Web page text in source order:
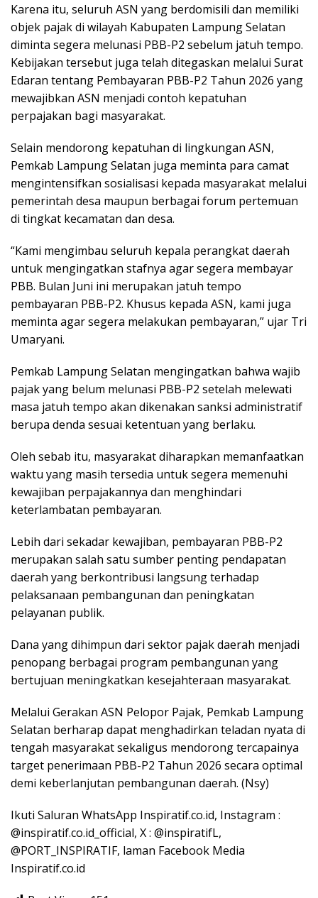
Karena itu, seluruh ASN yang berdomisili dan memiliki
objek pajak di wilayah Kabupaten Lampung Selatan
diminta segera melunasi PBB-P2 sebelum jatuh tempo.
Kebijakan tersebut juga telah ditegaskan melalui Surat
Edaran tentang Pembayaran PBB-P2 Tahun 2026 yang
mewajibkan ASN menjadi contoh kepatuhan
perpajakan bagi masyarakat.
Selain mendorong kepatuhan di lingkungan ASN,
Pemkab Lampung Selatan juga meminta para camat
mengintensifkan sosialisasi kepada masyarakat melalui
pemerintah desa maupun berbagai forum pertemuan
di tingkat kecamatan dan desa.
“Kami mengimbau seluruh kepala perangkat daerah
untuk mengingatkan stafnya agar segera membayar
PBB. Bulan Juni ini merupakan jatuh tempo
pembayaran PBB-P2. Khusus kepada ASN, kami juga
meminta agar segera melakukan pembayaran,” ujar Tri
Umaryani.
Pemkab Lampung Selatan mengingatkan bahwa wajib
pajak yang belum melunasi PBB-P2 setelah melewati
masa jatuh tempo akan dikenakan sanksi administratif
berupa denda sesuai ketentuan yang berlaku.
Oleh sebab itu, masyarakat diharapkan memanfaatkan
waktu yang masih tersedia untuk segera memenuhi
kewajiban perpajakannya dan menghindari
keterlambatan pembayaran.
Lebih dari sekadar kewajiban, pembayaran PBB-P2
merupakan salah satu sumber penting pendapatan
daerah yang berkontribusi langsung terhadap
pelaksanaan pembangunan dan peningkatan
pelayanan publik.
Dana yang dihimpun dari sektor pajak daerah menjadi
penopang berbagai program pembangunan yang
bertujuan meningkatkan kesejahteraan masyarakat.
Melalui Gerakan ASN Pelopor Pajak, Pemkab Lampung
Selatan berharap dapat menghadirkan teladan nyata di
tengah masyarakat sekaligus mendorong tercapainya
target penerimaan PBB-P2 Tahun 2026 secara optimal
demi keberlanjutan pembangunan daerah. (Nsy)
Ikuti Saluran WhatsApp Inspiratif.co.id, Instagram :
@inspiratif.co.id_official, X : @inspiratifL,
@PORT_INSPIRATIF, laman Facebook Media
Inspiratif.co.id